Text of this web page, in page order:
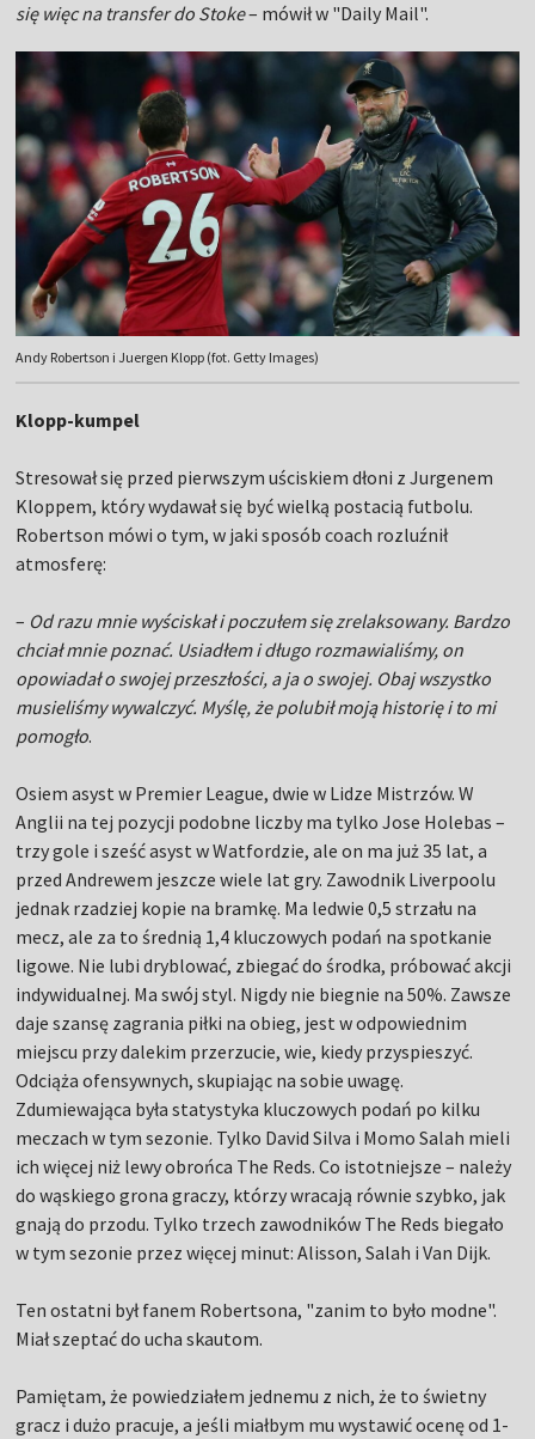
się więc na transfer do Stoke– mówił w "Daily Mail".
Andy Robertson i Juergen Klopp (fot. Getty Images)
Klopp-kumpel
Stresował się przed pierwszym uściskiem dłoni z Jurgenem
Kloppem, który wydawał się być wielką postacią futbolu.
Robertson mówi o tym, w jaki sposób coach rozluźnił
atmosferę:
– Od razu mnie wyściskał i poczułem się zrelaksowany. Bardzo
chciał mnie poznać. Usiadłem i długo rozmawialiśmy, on
opowiadał o swojej przeszłości, a ja o swojej. Obaj wszystko
musieliśmy wywalczyć. Myślę, że polubił moją historię i to mi
pomogło.
Osiem asyst w Premier League, dwie w Lidze Mistrzów. W
Anglii na tej pozycji podobne liczby ma tylko Jose Holebas –
trzy gole i sześć asyst w Watfordzie, ale on ma już 35 lat, a
przed Andrewem jeszcze wiele lat gry. Zawodnik Liverpoolu
jednak rzadziej kopie na bramkę. Ma ledwie 0,5 strzału na
mecz, ale za to średnią 1,4 kluczowych podań na spotkanie
ligowe. Nie lubi dryblować, zbiegać do środka, próbować akcji
indywidualnej. Ma swój styl. Nigdy nie biegnie na 50%. Zawsze
daje szansę zagrania piłki na obieg, jest w odpowiednim
miejscu przy dalekim przerzucie, wie, kiedy przyspieszyć.
Odciąża ofensywnych, skupiając na sobie uwagę.
Zdumiewająca była statystyka kluczowych podań po kilku
meczach w tym sezonie. Tylko David Silva i Momo Salah mieli
ich więcej niż lewy obrońca The Reds. Co istotniejsze – należy
do wąskiego grona graczy, którzy wracają równie szybko, jak
gnają do przodu. Tylko trzech zawodników The Reds biegało
w tym sezonie przez więcej minut: Alisson, Salah i Van Dijk.
Ten ostatni był fanem Robertsona, "zanim to było modne".
Miał szeptać do ucha skautom.
Pamiętam, że powiedziałem jednemu z nich, że to świetny
gracz i dużo pracuje, a jeśli miałbym mu wystawić ocenę od 1-